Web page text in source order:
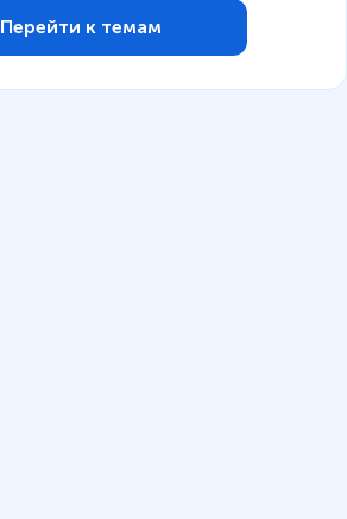
Перейти к темам